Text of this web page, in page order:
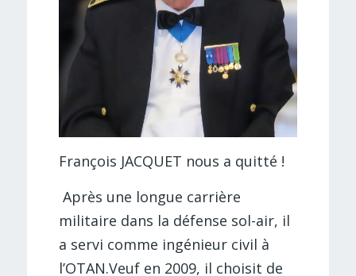
François JACQUET nous a quitté !
Après une longue carrière
militaire dans la défense sol-air, il
a servi comme ingénieur civil à
l’OTAN.Veuf en 2009, il choisit de